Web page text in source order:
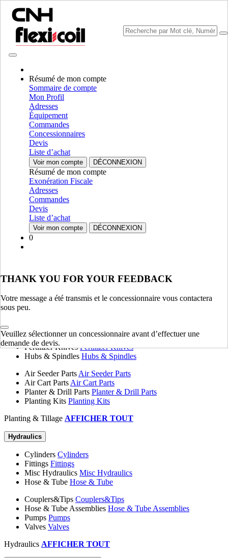
Résumé de mon compte
Sommaire de compte
Mon Profil
Adresses
Équipement
Commandes
Concessionnaires
Devis
Liste d’achat
Voir mon compte DÉCONNEXION
Résumé de mon compte
Exonération Fiscale
Adresses
Commandes
Devis
Liste d’achat
Voir mon compte DÉCONNEXION
0
THANK YOU FOR YOUR FEEDBACK
Votre message a été transmis et le concessionnaire vous contactera
sous peu.
Veuillez sélectionner un concessionnaire avant d’effectuer une
demande de devis.
Sélectionner marque
Fermer le Menu
CATÉGORIES
EQUIPMENT
AUTORÉPARATION
CATÉGORIES ALL CATÉGORIES
Chassis & Frame
Frame & Structural
Chassis Chassis
Fenders, Hoods & Sheet Metal Fenders, Hoods & Sheet
Metal
Flange Plates Flange Plates
Planting & Tillage
Disk Blades
Harrows Harrows
Fertilizer Knives Fertilizer Knives
Hubs & Spindles Hubs & Spindles
Air Seeder Parts Air Seeder Parts
Air Cart Parts Air Cart Parts
Planter & Drill Parts Planter & Drill Parts
Planting Kits Planting Kits
Planting & Tillage AFFICHER TOUT
Hydraulics
Cylinders Cylinders
Fittings Fittings
Misc Hydraulics Misc Hydraulics
Hose & Tube Hose & Tube
Couplers&Tips Couplers&Tips
Hose & Tube Assemblies Hose & Tube Assemblies
Pumps Pumps
Valves Valves
Hydraulics AFFICHER TOUT